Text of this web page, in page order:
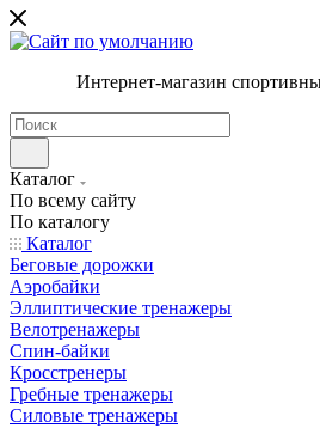
Интернет-магазин
Каталог
По всему сайту
По каталогу
Каталог
Беговые дорожки
Аэробайки
Эллиптические тренажеры
Велотренажеры
Спин-байки
Кросстренеры
Гребные тренажеры
Силовые тренажеры